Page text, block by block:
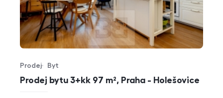
Prodej bytu 3+kk 97 m², Praha - Holešovice
Typ nabídky
Prodej
Typ nemovitosti
Byt